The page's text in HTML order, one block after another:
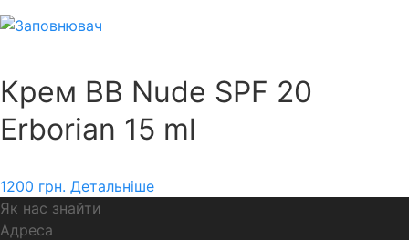
Крем BB Nude SPF 20
Erborian 15 ml
1200 грн. Детальніше
Як нас знайти
Адреса